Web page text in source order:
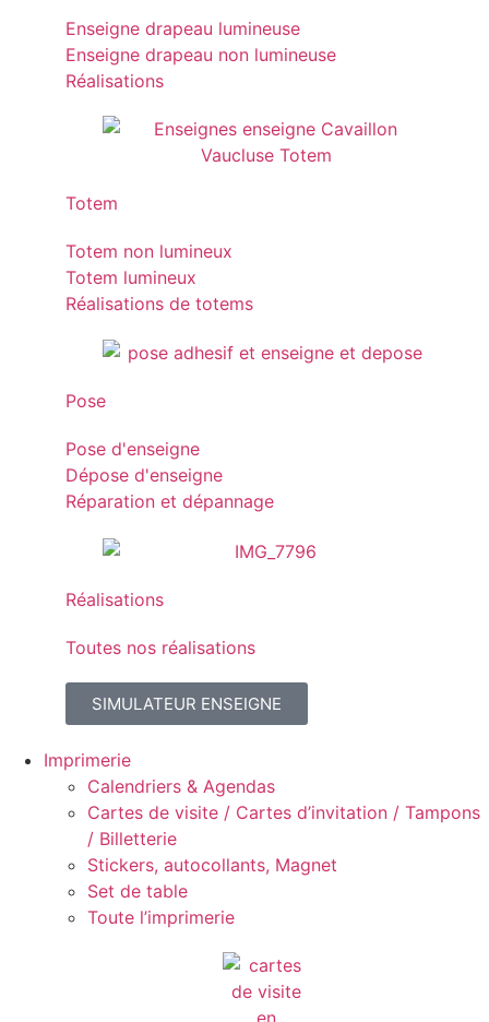
Enseigne drapeau lumineuse
Enseigne drapeau non lumineuse
Réalisations
Totem
Totem non lumineux
Totem lumineux
Réalisations de totems
Pose
Pose d'enseigne
Dépose d'enseigne
Réparation et dépannage
Réalisations
Toutes nos réalisations
SIMULATEUR ENSEIGNE
Imprimerie
Calendriers & Agendas
Cartes de visite / Cartes d’invitation / Tampons
/ Billetterie
Stickers, autocollants, Magnet
Set de table
Toute l’imprimerie